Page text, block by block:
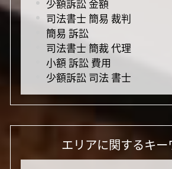
少額訴訟 金額
司法書士 簡易 裁判
簡易 訴訟
司法書士 簡裁 代理
小額 訴訟 費用
少額訴訟 司法 書士
エリアに関するキー